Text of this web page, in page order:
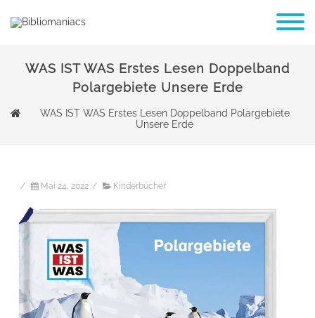
WAS IST WAS Erstes Lesen Doppelband
Polargebiete Unsere Erde
WAS IST WAS Erstes Lesen Doppelband Polargebiete
Unsere Erde
/ Mai 24, 2022 / Kinderbücher